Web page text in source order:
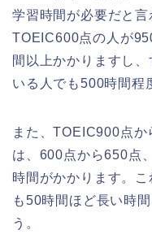
学習時間が必要だと言
TOEIC600点の人が
間以上かかりますし
いる人でも500時間程
また、TOEIC900点
は、600点から650点
時間がかかります。
も50時間ほど長い時
う。